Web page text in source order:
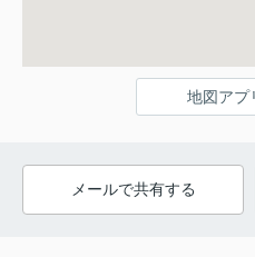
地図アプ
メールで共有する